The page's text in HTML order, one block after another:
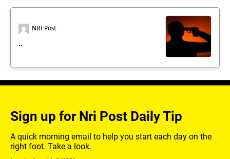
NRI Post
..
Sign up for Nri Post Daily Tip
A quick morning email to help you start each day on the
right foot. Take a look.